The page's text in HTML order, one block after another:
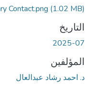
Contact.png (1.02 MB)
التاريخ
2025-07
المؤلفين
د. احمد رشاد عبدالعال